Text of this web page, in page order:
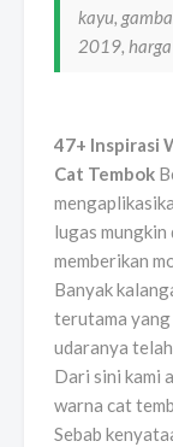
kayu,
2019,
47+ Inspirasi
Cat Tembok
lugas
memberikan
Banyak
terutama
udaranya
Dari sini kami
warna cat
Sebab